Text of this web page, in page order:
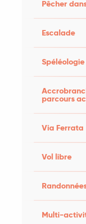
Pêcher
Escalade
Spéléologie
parcours
Via Ferrata
Vol libre
Multi-
Véloroutes,
destination de
votre activité
grandioses.
dans une
ou dans un hôtel